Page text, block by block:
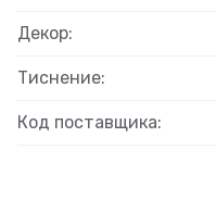
Декор:
Тиснение:
Код поставщика: